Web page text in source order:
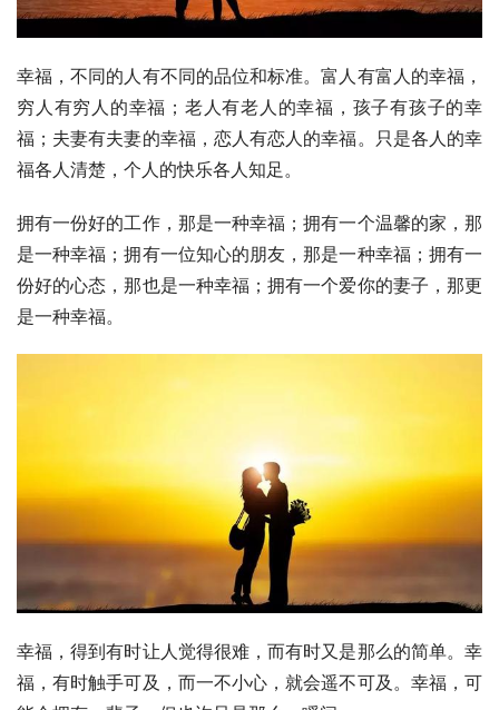
幸福，不同的人有不同的品位和标准。富人有富人的幸福，
穷人有穷人的幸福；老人有老人的幸福，孩子有孩子的幸
福；夫妻有夫妻的幸福，恋人有恋人的幸福。只是各人的幸
福各人清楚，个人的快乐各人知足。
拥有一份好的工作，那是一种幸福；拥有一个温馨的家，那
是一种幸福；拥有一位知心的朋友，那是一种幸福；拥有一
份好的心态，那也是一种幸福；拥有一个爱你的妻子，那更
是一种幸福。
幸福，得到有时让人觉得很难，而有时又是那么的简单。幸
福，有时触手可及，而一不小心，就会遥不可及。幸福，可